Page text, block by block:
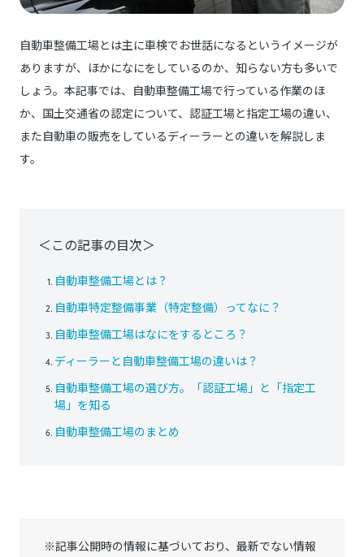
自動車整備工場とは主に車検でお世話になるというイメージが
ありますが、ほかになにをしているのか、知らない方も多いで
しょう。本記事では、自動車整備工場で行っている作業のほ
か、国土交通省の認定について、認証工場と指定工場の違い、
また自動車の販売をしているディーラーとの違いを解説しま
す。
＜この記事の目次＞
自動車整備工場とは？
自動車特定整備事業（特定整備）ってなに？
自動車整備工場はなにをするところ？
ディーラーと自動車整備工場の違いは？
自動車整備工場の選び方。「認証工場」と「指定工
場」を知る
自動車整備工場のまとめ
※記事公開時の情報に基づいており、最新でない情報